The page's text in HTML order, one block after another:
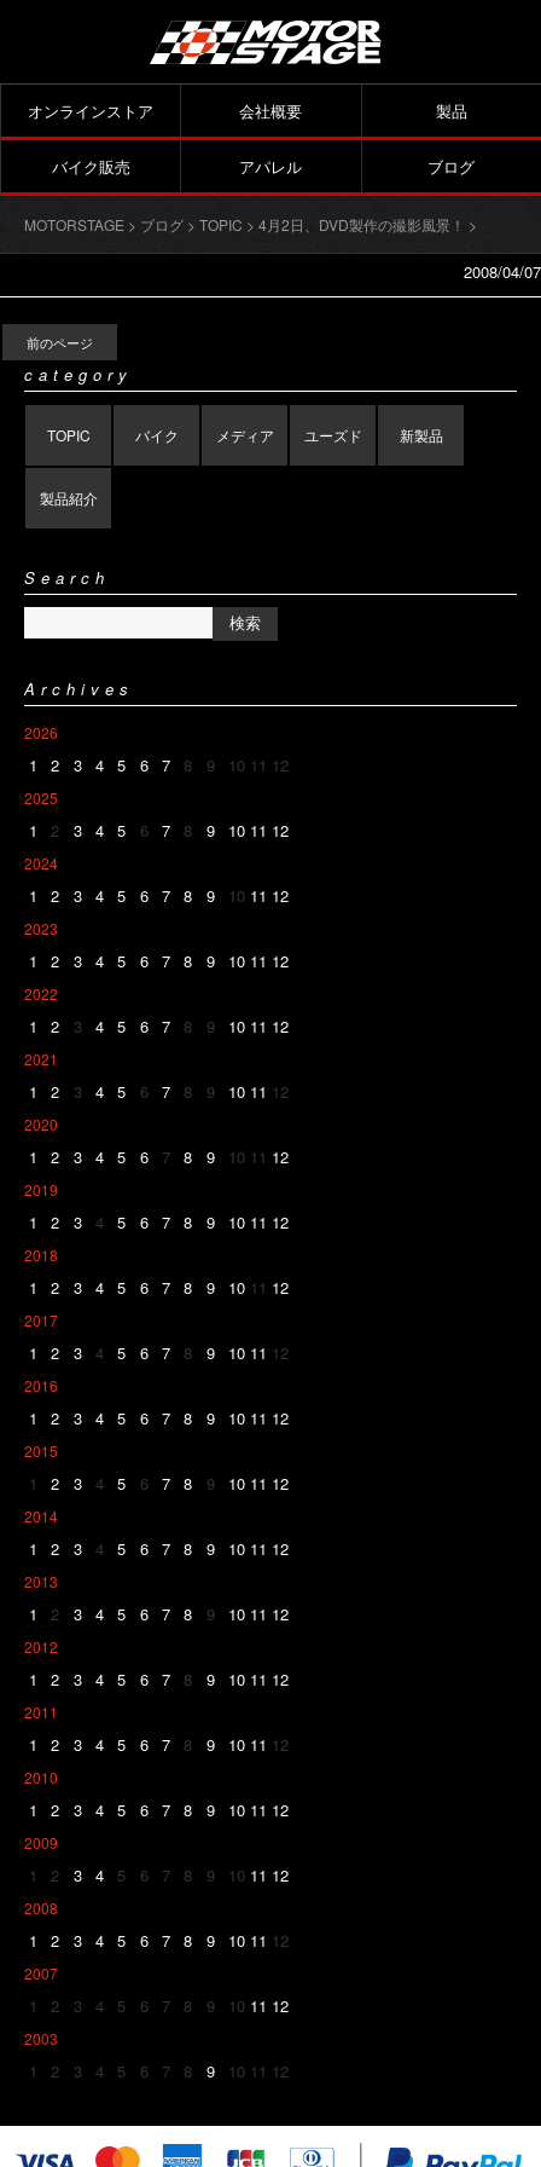
オンラインストア 会社概要 製品
バイク販売 アパレル ブログ
MOTORSTAGE > ブログ > TOPIC > 4月2日、DVD製作の撮影風景！ >
2008/04/07
前のページ
category
TOPIC バイク メディア ユーズド 新製品
製品紹介
Search
Archives
2026
1 2 3 4 5 6 7 8 9 10 11 12
2025
1 2 3 4 5 6 7 8 9 10 11 12
2024
1 2 3 4 5 6 7 8 9 10 11 12
2023
1 2 3 4 5 6 7 8 9 10 11 12
2022
1 2 3 4 5 6 7 8 9 10 11 12
2021
1 2 3 4 5 6 7 8 9 10 11 12
2020
1 2 3 4 5 6 7 8 9 10 11 12
2019
1 2 3 4 5 6 7 8 9 10 11 12
2018
1 2 3 4 5 6 7 8 9 10 11 12
2017
1 2 3 4 5 6 7 8 9 10 11 12
2016
1 2 3 4 5 6 7 8 9 10 11 12
2015
1 2 3 4 5 6 7 8 9 10 11 12
2014
1 2 3 4 5 6 7 8 9 10 11 12
2013
1 2 3 4 5 6 7 8 9 10 11 12
2012
1 2 3 4 5 6 7 8 9 10 11 12
2011
1 2 3 4 5 6 7 8 9 10 11 12
2010
1 2 3 4 5 6 7 8 9 10 11 12
2009
1 2 3 4 5 6 7 8 9 10 11 12
2008
1 2 3 4 5 6 7 8 9 10 11 12
2007
1 2 3 4 5 6 7 8 9 10 11 12
2003
1 2 3 4 5 6 7 8 9 10 11 12